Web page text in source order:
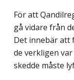
För att
gå vidare från
Det innebär att
de verkligen
skedde måste